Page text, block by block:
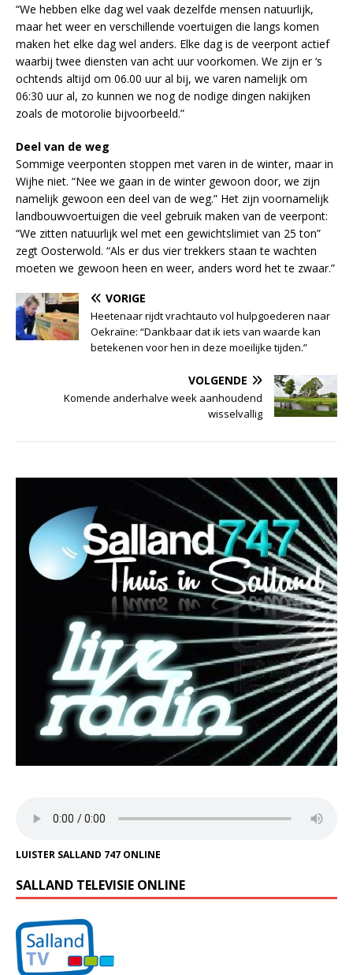
“We hebben elke dag wel vaak dezelfde mensen natuurlijk,
maar het weer en verschillende voertuigen die langs komen
maken het elke dag wel anders. Elke dag is de veerpont actief
waarbij twee diensten van acht uur voorkomen. We zijn er ‘s
ochtends altijd om 06.00 uur al bij, we varen namelijk om
06:30 uur al, zo kunnen we nog de nodige dingen nakijken
zoals de motorolie bijvoorbeeld.”
Deel van de weg
Sommige veerponten stoppen met varen in de winter, maar in
Wijhe niet. “Nee we gaan in de winter gewoon door, we zijn
namelijk gewoon een deel van de weg.” Het zijn voornamelijk
landbouwvoertuigen die veel gebruik maken van de veerpont:
“We zitten natuurlijk wel met een gewichtslimiet van 25 ton”
zegt Oosterwold. “Als er dus vier trekkers staan te wachten
moeten we gewoon heen en weer, anders word het te zwaar.”
VORIGE
Heetenaar rijdt vrachtauto vol hulpgoederen naar
Oekraïne: “Dankbaar dat ik iets van waarde kan
betekenen voor hen in deze moeilijke tijden.”
VOLGENDE
Komende anderhalve week aanhoudend
wisselvallig
LUISTER SALLAND 747 ONLINE
SALLAND TELEVISIE ONLINE